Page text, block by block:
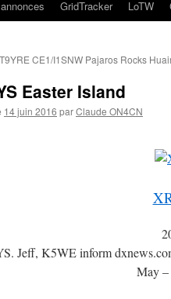
GridTracker LoTW
CE1/I1SNW Pajaros Rocks
Easter Island
14 juin 2016 parClaude ON4CN
Jeff, K5WE inform
May –